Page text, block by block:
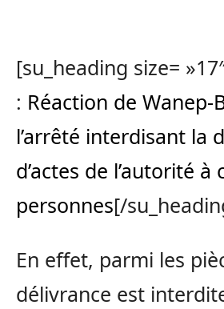
[su_heading size=
: Réaction de Wanep-
l’arrêté interdisant la
d’actes de l’autorité à
personnes[/
En effet, parmi les
délivrance est